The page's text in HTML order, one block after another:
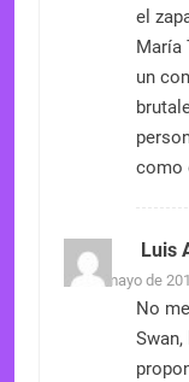
el
María
un
como
Luis
30 de mayo de
No